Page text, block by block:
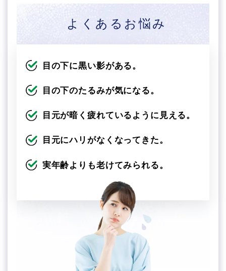
よくあるお悩み
目の下に黒い影がある。
目の下のたるみが気になる。
目元が暗く疲れているように見える。
目元にハリがなくなってきた。
実年齢よりも老けてみられる。